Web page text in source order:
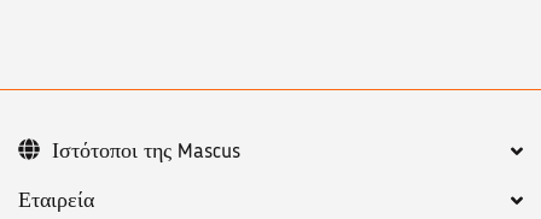
Εταιρεία
Ιστότοποι της Mascus